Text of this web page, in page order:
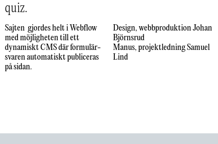
quiz.
Sajten gjordes helt i Webflow
med möjligheten till ett
dynamiskt CMS där formulär-
svaren automatiskt publiceras
på sidan.
Design, webbproduktion Johan
Björnsrud
Manus, projektledning Samuel
Lind